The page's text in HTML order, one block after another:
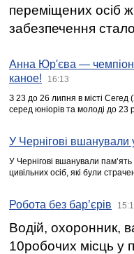
переміщених осіб
забезпечення
Анна Юр'єва —
каное!
16:13
З 23 до 26 липня в місті Сегед
серед юніорів та молоді до 23
У Чернігові вшанували
У Чернігові вшанували
цивільних осіб, які були
Робота без бар’єрів
Водій, охоронник,
10робочих місць у